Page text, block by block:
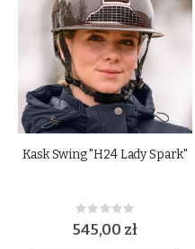
Kask Swing "H24 Lady Spark"
Rating:
0%
545,00 zł